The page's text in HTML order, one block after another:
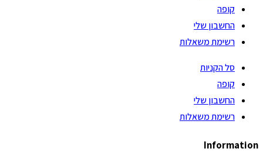
קופה
החשבון שלי
רשימת משאלות
סל הקניות
קופה
החשבון שלי
רשימת משאלות
Information